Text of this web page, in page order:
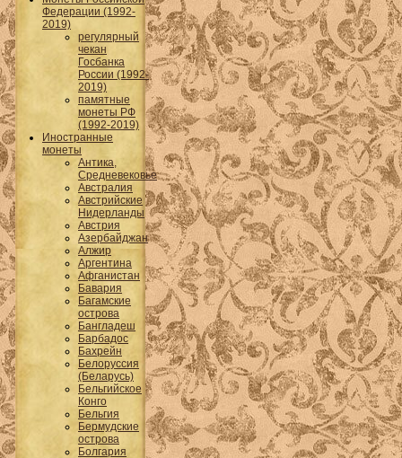
Федерации (1992-
2019)
регулярный
чекан
Госбанка
России (1992-
2019)
памятные
монеты РФ
(1992-2019)
Иностранные
монеты
Антика,
Средневековье
Австралия
Австрийские
Нидерланды
Австрия
Азербайджан
Алжир
Аргентина
Афганистан
Бавария
Багамские
острова
Бангладеш
Барбадос
Бахрейн
Белоруссия
(Беларусь)
Бельгийское
Конго
Бельгия
Бермудские
острова
Болгария